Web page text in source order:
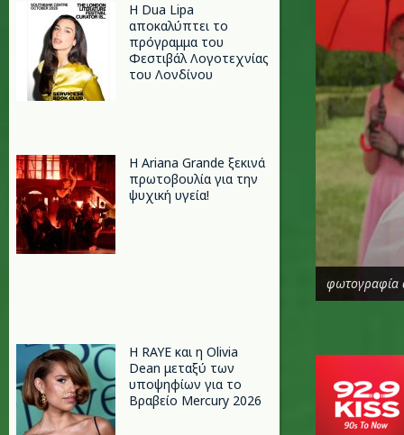
Η Dua Lipa
αποκαλύπτει το
πρόγραμμα του
Φεστιβάλ Λογοτεχνίας
του Λονδίνου
Η Ariana Grande ξεκινά
πρωτοβουλία για την
ψυχική υγεία!
Η RAYE και η Olivia
Dean μεταξύ των
υποψηφίων για το
Βραβείο Mercury 2026
φωτογραφία